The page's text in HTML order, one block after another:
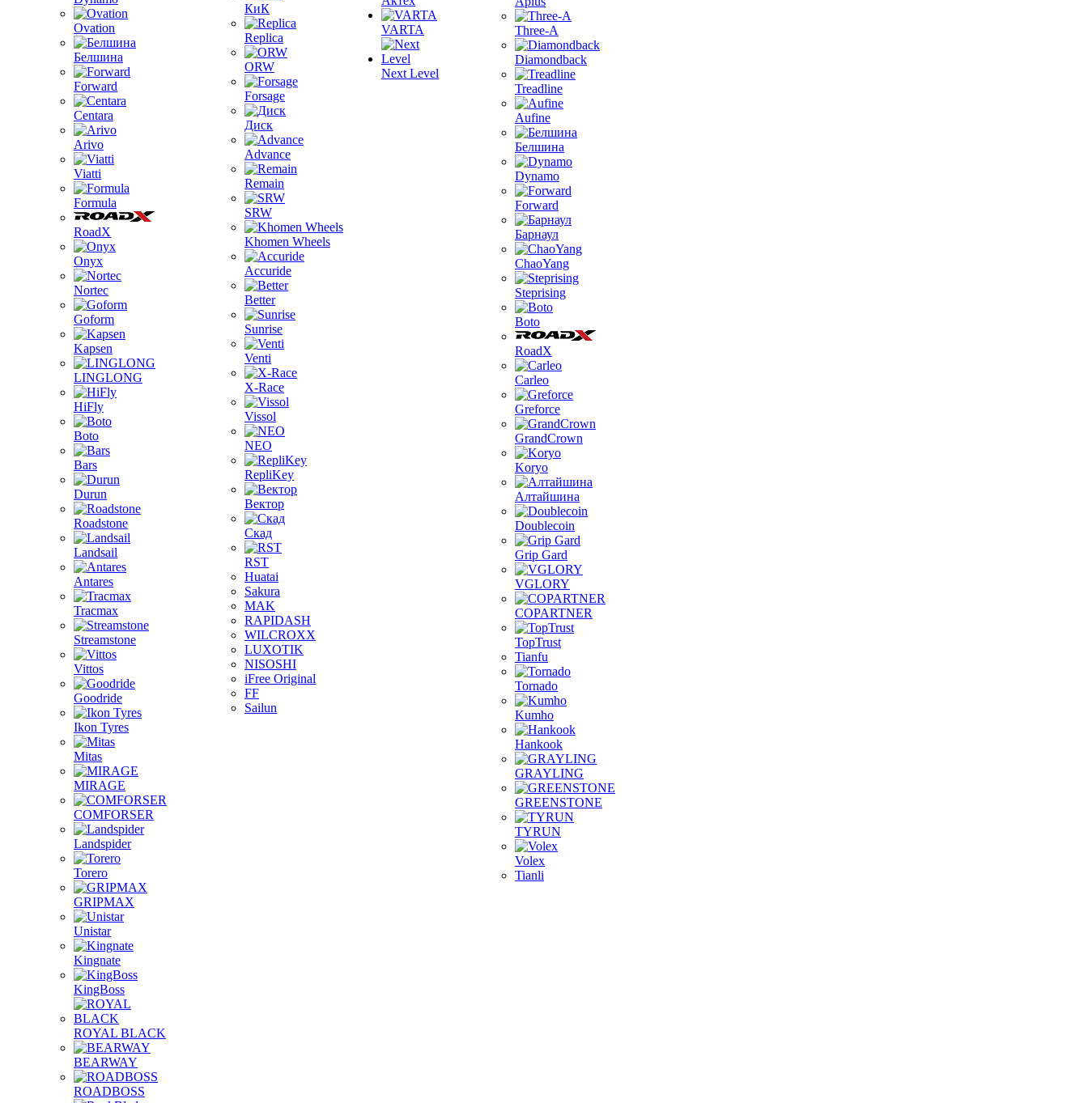
Ovation
Белшина
Forward
Centara
Arivo
Viatti
Formula
RoadX
Onyx
Nortec
Goform
Kapsen
LINGLONG
HiFly
Boto
Bars
Durun
Roadstone
Landsail
Antares
Tracmax
Streamstone
Vittos
Goodride
Ikon Tyres
Mitas
MIRAGE
COMFORSER
Landspider
Torero
GRIPMAX
Unistar
Kingnate
KingBoss
ROYAL BLACK
BEARWAY
ROADBOSS
КиК
Replica
ORW
Forsage
Диск
Advance
Remain
SRW
Khomen Wheels
Accuride
Better
Sunrise
Venti
X-Race
Vissol
NEO
RepliKey
Вектор
Скад
RST
Huatai
Sakura
MAK
RAPIDASH
WILCROXX
LUXOTIK
NISOSHI
iFree Original
FF
Sailun
VARTA
Next Level
Three-A
Diamondback
Treadline
Aufine
Белшина
Dynamo
Forward
Барнаул
ChaoYang
Steprising
Boto
RoadX
Carleo
Greforce
GrandCrown
Koryo
Алтайшина
Doublecoin
Grip Gard
VGLORY
COPARTNER
TopTrust
Tianfu
Tornado
Kumho
Hankook
GRAYLING
GREENSTONE
TYRUN
Volex
Tianli